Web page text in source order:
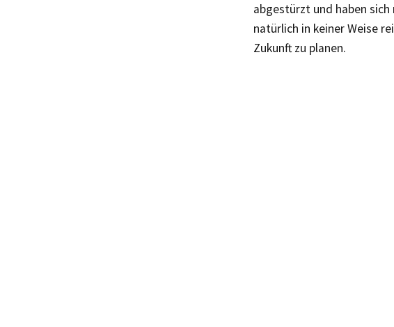
abgestürzt und haben
natürlich in keiner Weise
Zukunft zu planen.